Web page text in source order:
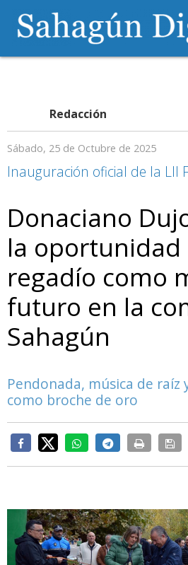
Redacción
Sábado, 25 de Octubre de 2025
Inauguración oficial de la LII
Donaciano
la oportunidad
regadío como
futuro en la
Sahagún
Pendonada, música de raíz
como broche de oro